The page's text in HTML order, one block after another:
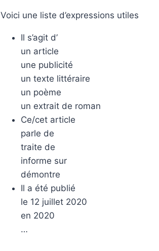
Voici une liste d’expressions utiles
Il s’agit d’
un article
une publicité
un texte littéraire
un poème
un extrait de roman
Ce/cet article
parle de
traite de
informe sur
démontre
Il a été publié
le 12 juillet 2020
en 2020
…